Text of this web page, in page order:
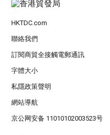
HKTDC.com
聯絡我們
訂閱商貿全接觸電郵通訊
字體大小
私隱政策聲明
網站導航
京公网安备 11010102003523号